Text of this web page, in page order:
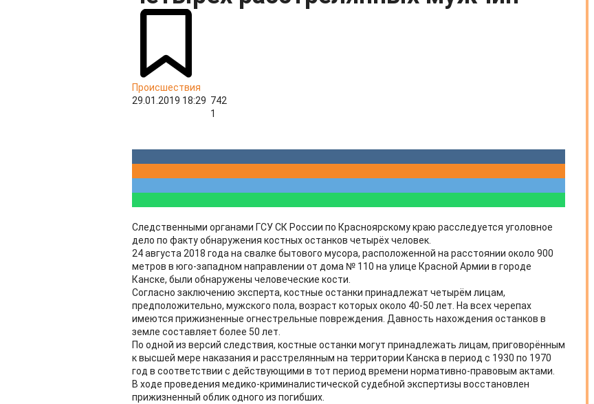
Происшествия
29.01.2019 18:29 742
1
Следственными органами ГСУ СК России по Красноярскому краю расследуется уголовное
дело по факту обнаружения костных останков четырёх человек.
24 августа 2018 года на свалке бытового мусора, расположенной на расстоянии около 900
метров в юго-западном направлении от дома № 110 на улице Красной Армии в городе
Канске, были обнаружены человеческие кости.
Согласно заключению эксперта, костные останки принадлежат четырём лицам,
предположительно, мужского пола, возраст которых около 40-50 лет. На всех черепах
имеются прижизненные огнестрельные повреждения. Давность нахождения останков в
земле составляет более 50 лет.
По одной из версий следствия, костные останки могут принадлежать лицам, приговорённым
к высшей мере наказания и расстрелянным на территории Канска в период с 1930 по 1970
год в соответствии с действующими в тот период времени нормативно-правовым актами.
В ходе проведения медико-криминалистической судебной экспертизы восстановлен
прижизненный облик одного из погибших.